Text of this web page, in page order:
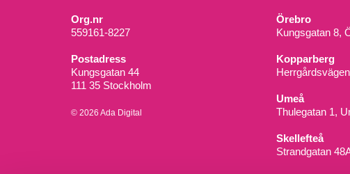
Org.nr
559161-8227
Postadress
Kungsgatan 44
111 35 Stockholm
© 2026 Ada Digital
Örebro
Kungsgatan 8,
Kopparberg
Umeå
Thulegatan 1,
Skellefteå
Strandgatan